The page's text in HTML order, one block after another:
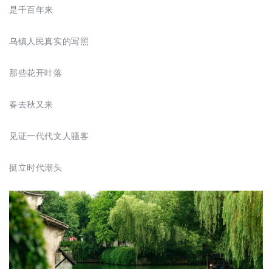
是千百年来
乌镇人民真实的写照
那些花开叶落
春去秋又来
见证一代代文人骚客
挺立时代潮头